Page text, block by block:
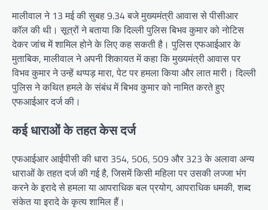
मालीवाल ने 13 मई की सुबह 9.34 बजे मुख्यमंत्री आवास से पीसीआर
कॉल की थी। सूत्रों ने बताया कि दिल्ली पुलिस बिभव कुमार को नोटिस
देकर जांच में शामिल होने के लिए कह सकती है। पुलिस एफआईआर के
मुताबिक, मालीवाल ने अपनी शिकायत में कहा कि मुख्यमंत्री आवास पर
विभव कुमार ने उन्हें थप्पड़ मारा, पेट पर हमला किया और लात मारी। दिल्ली
पुलिस ने कथित हमले के संबंध में बिभव कुमार को नामित करते हुए
एफआईआर दर्ज की।
कई धाराओं के तहत केस दर्ज
एफआईआर आईपीसी की धारा 354, 506, 509 और 323 के अलावा अन्य
धाराओं के तहत दर्ज की गई है, जिसमें किसी महिला पर उसकी लज्जा भंग
करने के इरादे से हमला या आपराधिक बल प्रयोग, आपराधिक धमकी, शब्द
संकेत या इरादे के कृत्य शामिल हैं।